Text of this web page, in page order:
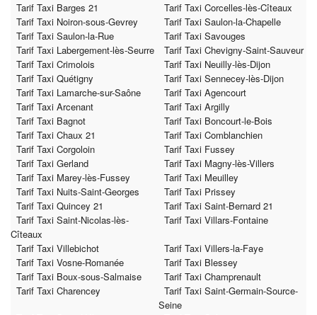
Tarif Taxi Barges 21
Tarif Taxi Corcelles-lès-Cîteaux
Tarif Taxi Noiron-sous-Gevrey
Tarif Taxi Saulon-la-Chapelle
Tarif Taxi Saulon-la-Rue
Tarif Taxi Savouges
Tarif Taxi Labergement-lès-Seurre
Tarif Taxi Chevigny-Saint-Sauveur
Tarif Taxi Crimolois
Tarif Taxi Neuilly-lès-Dijon
Tarif Taxi Quétigny
Tarif Taxi Sennecey-lès-Dijon
Tarif Taxi Lamarche-sur-Saône
Tarif Taxi Agencourt
Tarif Taxi Arcenant
Tarif Taxi Argilly
Tarif Taxi Bagnot
Tarif Taxi Boncourt-le-Bois
Tarif Taxi Chaux 21
Tarif Taxi Comblanchien
Tarif Taxi Corgoloin
Tarif Taxi Fussey
Tarif Taxi Gerland
Tarif Taxi Magny-lès-Villers
Tarif Taxi Marey-lès-Fussey
Tarif Taxi Meuilley
Tarif Taxi Nuits-Saint-Georges
Tarif Taxi Prissey
Tarif Taxi Quincey 21
Tarif Taxi Saint-Bernard 21
Tarif Taxi Saint-Nicolas-lès-
Cîteaux
Tarif Taxi Villars-Fontaine
Tarif Taxi Villebichot
Tarif Taxi Villers-la-Faye
Tarif Taxi Vosne-Romanée
Tarif Taxi Blessey
Tarif Taxi Boux-sous-Salmaise
Tarif Taxi Champrenault
Tarif Taxi Charencey
Tarif Taxi Saint-Germain-Source-
Seine